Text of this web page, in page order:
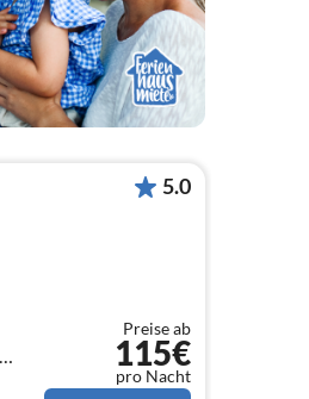
5.0
Preise ab
115€
pro Nacht